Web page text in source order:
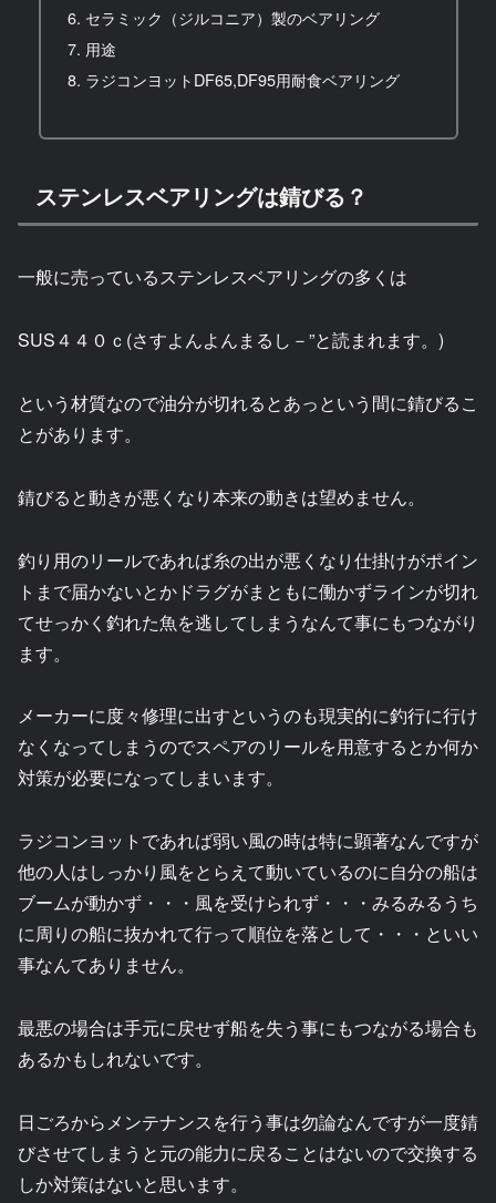
セラミック（ジルコニア）製のベアリング
用途
ラジコンヨットDF65,DF95用耐食ベアリング
ステンレスベアリングは錆びる？
一般に売っているステンレスベアリングの多くは
SUS４４０ｃ(さすよんよんまるし－”と読まれます。)
という材質なので油分が切れるとあっという間に錆びるこ
とがあります。
錆びると動きが悪くなり本来の動きは望めません。
釣り用のリールであれば糸の出が悪くなり仕掛けがポイン
トまで届かないとかドラグがまともに働かずラインが切れ
てせっかく釣れた魚を逃してしまうなんて事にもつながり
ます。
メーカーに度々修理に出すというのも現実的に釣行に行け
なくなってしまうのでスペアのリールを用意するとか何か
対策が必要になってしまいます。
ラジコンヨットであれば弱い風の時は特に顕著なんですが
他の人はしっかり風をとらえて動いているのに自分の船は
ブームが動かず・・・風を受けられず・・・みるみるうち
に周りの船に抜かれて行って順位を落として・・・といい
事なんてありません。
最悪の場合は手元に戻せず船を失う事にもつながる場合も
あるかもしれないです。
日ごろからメンテナンスを行う事は勿論なんですが一度錆
びさせてしまうと元の能力に戻ることはないので交換する
しか対策はないと思います。